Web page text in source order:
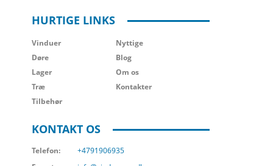
HURTIGE LINKS
Vinduer
Døre
Lager
Træ
Tilbehør
Nyttige
Blog
Om os
Kontakter
KONTAKT OS
Telefon:
+4791906935